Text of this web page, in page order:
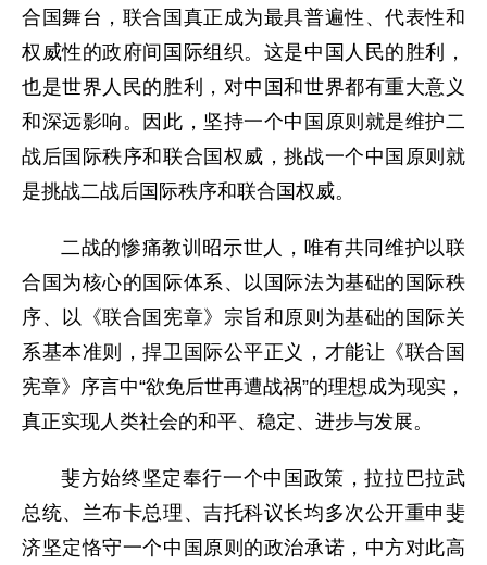
合国舞台，联合国真正成为最具普遍性、代表性和
权威性的政府间国际组织。这是中国人民的胜利，
也是世界人民的胜利，对中国和世界都有重大意义
和深远影响。因此，坚持一个中国原则就是维护二
战后国际秩序和联合国权威，挑战一个中国原则就
是挑战二战后国际秩序和联合国权威。
二战的惨痛教训昭示世人，唯有共同维护以联
合国为核心的国际体系、以国际法为基础的国际秩
序、以《联合国宪章》宗旨和原则为基础的国际关
系基本准则，捍卫国际公平正义，才能让《联合国
宪章》序言中“欲免后世再遭战祸”的理想成为现实，
真正实现人类社会的和平、稳定、进步与发展。
斐方始终坚定奉行一个中国政策，拉拉巴拉武
总统、兰布卡总理、吉托科议长均多次公开重申斐
济坚定恪守一个中国原则的政治承诺，中方对此高